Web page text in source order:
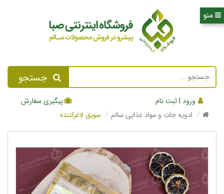
جستجو
ورود | ثبت نام
پیگیری سفارش
ادویه جات و مواد غذایی سالم
سویق لاغرکننده